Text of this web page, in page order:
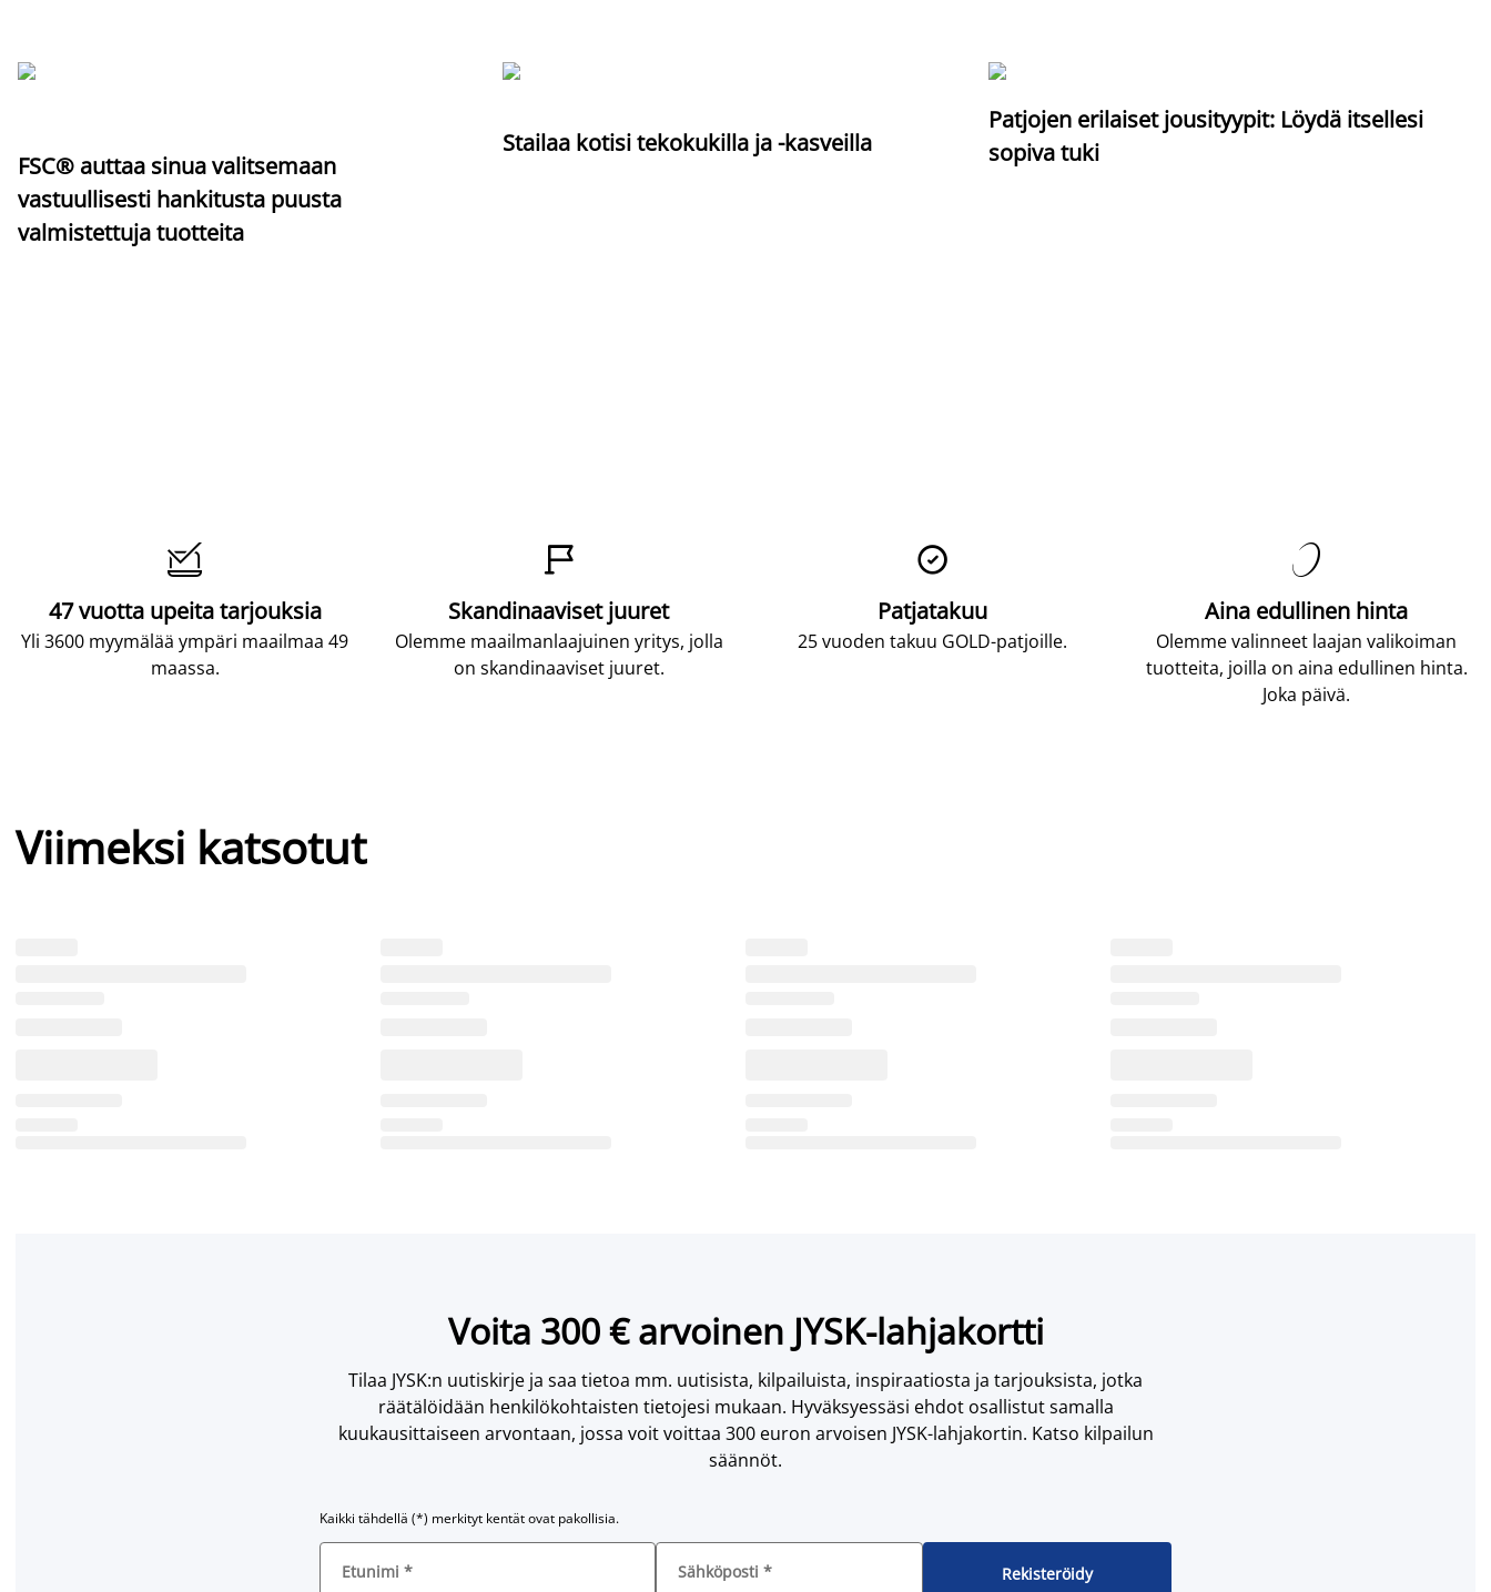
FSC® auttaa sinua valitsemaan
vastuullisesti hankitusta puusta
valmistettuja tuotteita
Stailaa kotisi tekokukilla ja -kasveilla
Patjojen erilaiset jousityypit: Löydä itsellesi
sopiva tuki

47 vuotta upeita tarjouksia
Yli 3600 myymälää ympäri maailmaa 49
maassa.

Skandinaaviset juuret
Olemme maailmanlaajuinen yritys, jolla
on skandinaaviset juuret.

Patjatakuu
25 vuoden takuu GOLD-patjoille.

Aina edullinen hinta
Olemme valinneet laajan valikoiman
tuotteita, joilla on aina edullinen hinta.
Joka päivä.
Viimeksi katsotut
Voita 300 € arvoinen JYSK-lahjakortti
Tilaa JYSK:n uutiskirje ja saa tietoa mm. uutisista, kilpailuista, inspiraatiosta ja tarjouksista, jotka
räätälöidään henkilökohtaisten tietojesi mukaan. Hyväksyessäsi ehdot osallistut samalla
kuukausittaiseen arvontaan, jossa voit voittaa 300 euron arvoisen JYSK-lahjakortin. Katso kilpailun
säännöt.
Kaikki tähdellä (*) merkityt kentät ovat pakollisia.
Etunimi * Sähköposti * Rekisteröidy